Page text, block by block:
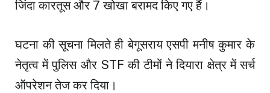
जिंदा कारतूस और 7 खोखा बरामद किए गए हैं।
घटना की सूचना मिलते ही बेगूसराय एसपी मनीष कुमार के
नेतृत्व में पुलिस और STF की टीमों ने दियारा क्षेत्र में सर्च
ऑपरेशन तेज कर दिया।